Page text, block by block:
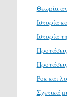
Θεωρία
Ιστορία
Ιστορία
Ροκ και
Σχετικά